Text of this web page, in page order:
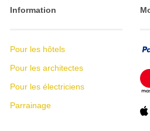
Information
Pour les hôtels
Pour les architectes
Pour les électriciens
Parrainage